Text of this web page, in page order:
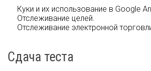
Куки и их использование в Google
Отслеживание целей.
Отслеживание электронной
Сдача теста